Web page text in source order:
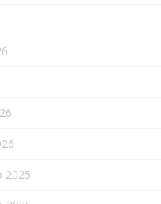
2025